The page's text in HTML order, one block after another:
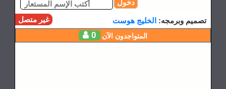
دخول
غير متصل
تصميم وبرمجه: الخليج هوست
0 المتواجدون الآن